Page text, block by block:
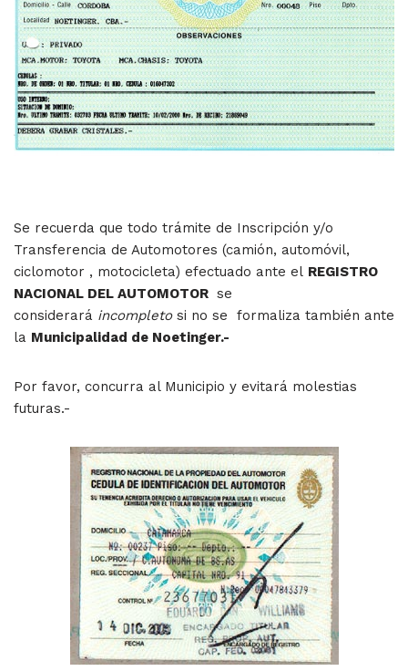
Se recuerda que todo trámite de Inscripción y/o
Transferencia de Automotores (camión, automóvil,
ciclomotor , motocicleta) efectuado ante el REGISTRO
NACIONAL DEL AUTOMOTOR se
considerará incompletosi no se formaliza también ante
la Municipalidad de Noetinger.-
Por favor, concurra al Municipio y evitará molestias
futuras.-